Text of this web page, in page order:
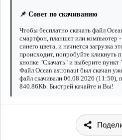
📌 Совет по скачиванию
Чтобы бесплатно скачать файл
смартфон, планшет или компьютер
синего цвета, и начнется загрузка
происходит, попробуйте кликнуть
кнопке "Скачать" и выберите
Файл Ocean astronaut был скачан
файл скачивали 06.08.2026 (11:50),
840.86Kb. Быстрей качайте и Вы!